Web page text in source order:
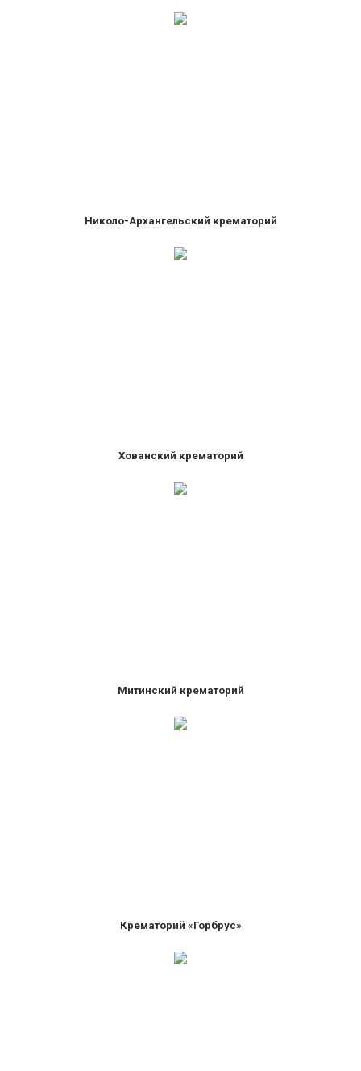
Николо-Архангельский крематорий
Хованский крематорий
Митинский крематорий
Крематорий «Горбрус»